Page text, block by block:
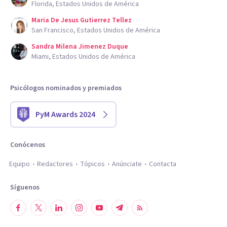
contactame. Lic. Victoria Grilli.
Aptitudes
Dirijo el espacio de Psicología de la Mujer, me dedico a la
Para que tengas en cuenta al momento de decidir, mi
orientación no es psicoanalítica.
terapia de enfoque actual orientada a resolver lo que
necesitás en este momento y desarrollar herramientas que
te permitan nuevas formas de pensar, sentir y hacer.
Florida, Estados Unidos de América
Maria De Jesus Gutierrez Tellez
San Francisco, Estados Unidos de América
Sandra Milena Jimenez Duque
Miami, Estados Unidos de América
Psicólogos nominados y premiados
PyM Awards 2024
Conócenos
Equipo
Redactores Tópicos Anúnciate Contacta
Síguenos